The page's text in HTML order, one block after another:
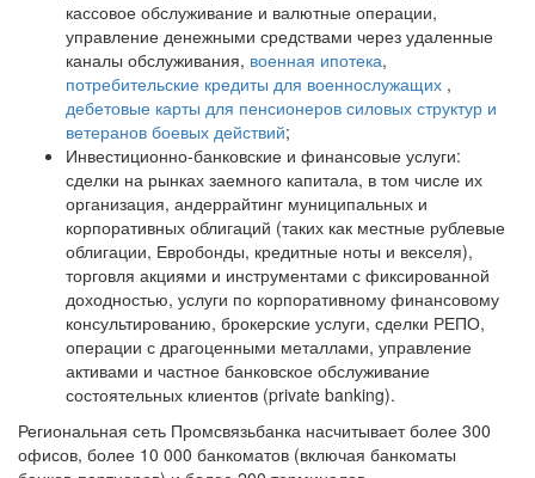
кассовое обслуживание и валютные операции,
управление денежными средствами через удаленные
каналы обслуживания, военная ипотека,
потребительские кредиты для военнослужащих ,
дебетовые карты для пенсионеров силовых структур и
ветеранов боевых действий;
Инвестиционно-банковские и финансовые услуги:
сделки на рынках заемного капитала, в том числе их
организация, андеррайтинг муниципальных и
корпоративных облигаций (таких как местные рублевые
облигации, Евробонды, кредитные ноты и векселя),
торговля акциями и инструментами с фиксированной
доходностью, услуги по корпоративному финансовому
консультированию, брокерские услуги, сделки РЕПО,
операции с драгоценными металлами, управление
активами и частное банковское обслуживание
состоятельных клиентов (private banking).
Региональная сеть Промсвязьбанка насчитывает более 300
офисов, более 10 000 банкоматов (включая банкоматы